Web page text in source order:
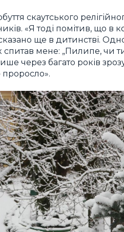
скаутського
«Я тоді помітив, що в
ще в дитинстві.
спитав мене: „Пилипе, чи
через багато років
проросло».